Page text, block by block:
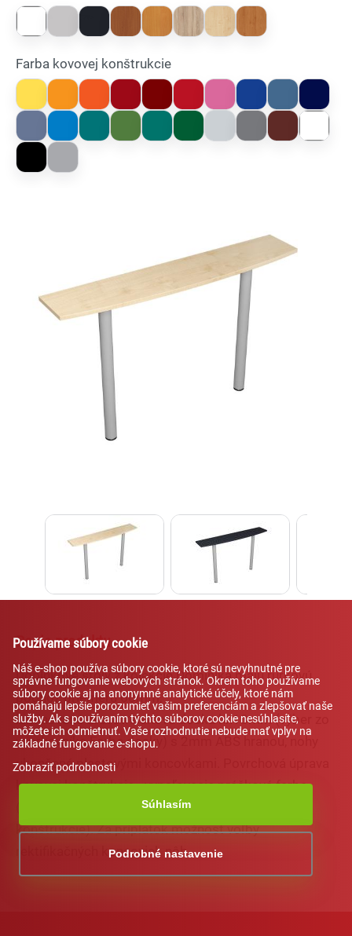
Farba kovovej konštrukcie
Popis produktu
Doplnkové stoly z kolekcie Dominika majú rúrkovú
podnož priemeru 60mm,
laminovanú drevotrieskovú dosku hr.18mm (výber zo
vzorkovníka Farba dosky) s 2mm ABS hranou, nohy
ukončené plastovými koncovkami. Povrchová úprava
kovovej konštrukcie - vypaľovacia prášková farba
(výber RAL farby zo vzorkovníka Farba kovovej
konštrukcie). Za príplatok možnosť voľby
rektifikačných koncoviek nôh..
Používame súbory cookie
Náš e-shop používa súbory cookie, ktoré sú nevyhnutné pre
správne fungovanie webových stránok. Okrem toho používame
súbory cookie aj na anonymné analytické účely, ktoré nám
pomáhajú lepšie porozumieť vašim preferenciám a zlepšovať naše
služby. Ak s používaním týchto súborov cookie nesúhlasíte,
môžete ich odmietnuť. Vaše rozhodnutie nebude mať vplyv na
základné fungovanie e-shopu.
Zobraziť podrobnosti
Súhlasím
Podrobné nastavenie